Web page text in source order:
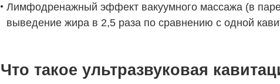
Лимфодренажный эффект вакуумного массажа (в паре
выведение жира в 2,5 раза по сравнению с одной
Что такое ультразвуковая